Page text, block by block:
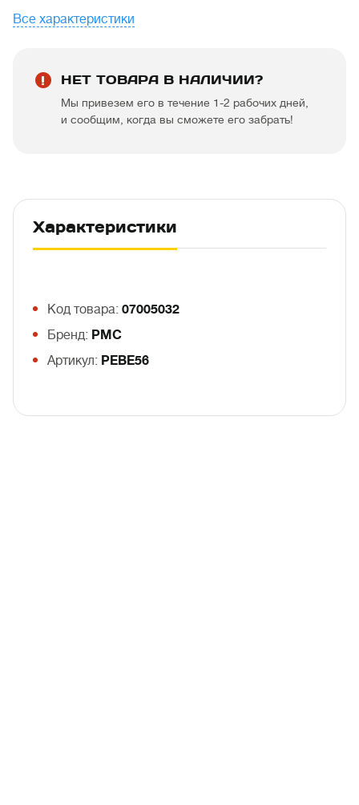
Все характеристики
НЕТ ТОВАРА В НАЛИЧИИ?
Мы привезем его в течение 1-2 рабочих дней,
и сообщим, когда вы сможете его забрать!
Характеристики
Код товара: 07005032
Бренд: PMC
Артикул: PEBE56